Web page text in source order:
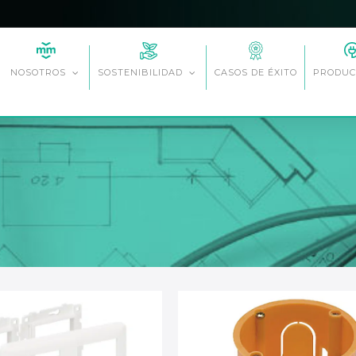
NOSOTROS SOSTENIBILIDAD CASOS DE ÉXITO